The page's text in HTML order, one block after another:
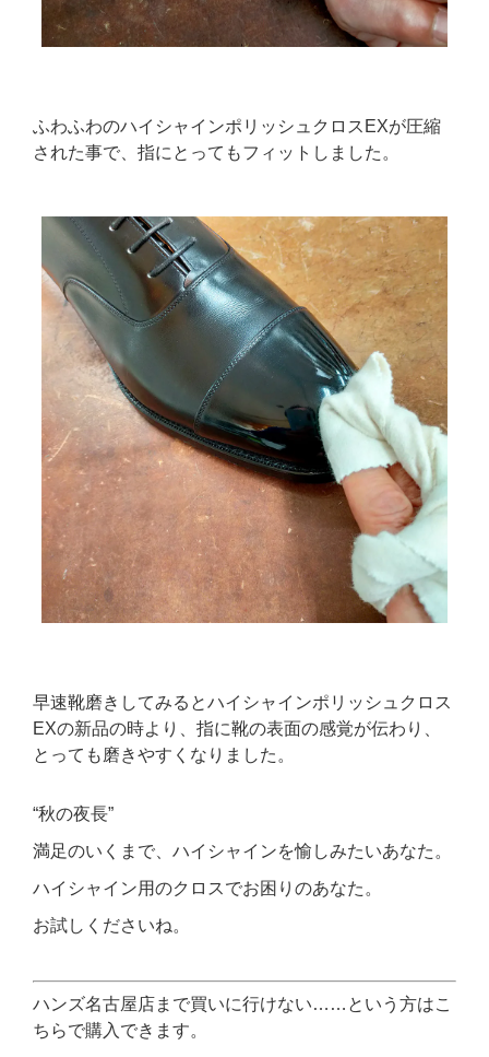
ふわふわのハイシャインポリッシュクロスEXが圧縮
された事で、指にとってもフィットしました。
早速靴磨きしてみるとハイシャインポリッシュクロス
EXの新品の時より、指に靴の表面の感覚が伝わり、
とっても磨きやすくなりました。
“秋の夜長”
満足のいくまで、ハイシャインを愉しみたいあなた。
ハイシャイン用のクロスでお困りのあなた。
お試しくださいね。
ハンズ名古屋店まで買いに行けない……という方はこ
ちらで購入できます。